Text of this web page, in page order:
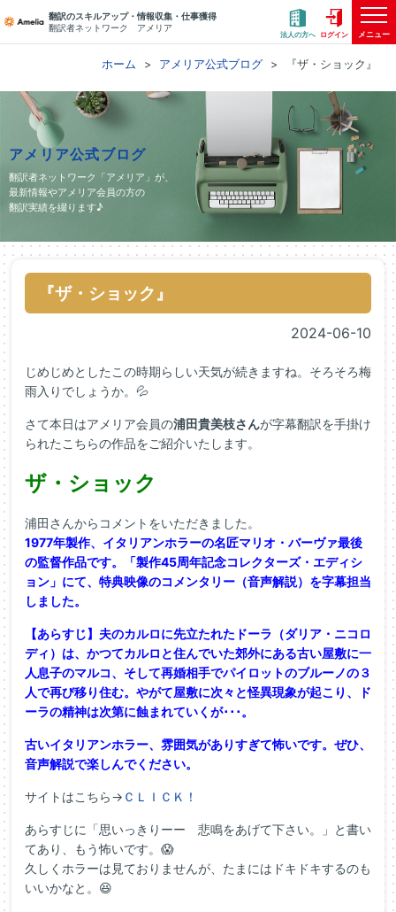
翻訳のスキルアップ・情報収集・仕事獲得
翻訳者ネットワーク アメリア
法人の方へ ログイン メニュー
ホーム アメリア公式ブログ 『ザ・ショック』
アメリア公式ブログ
翻訳者ネットワーク「アメリア」が、
最新情報やアメリア会員の方の
翻訳実績を綴ります♪
『ザ・ショック』
2024-06-10
じめじめとしたこの時期らしい天気が続きますね。そろそろ梅
雨入りでしょうか。💦
さて本日はアメリア会員の浦田貴美枝さんが字幕翻訳を手掛け
られたこちらの作品をご紹介いたします。
ザ・ショック
浦田さんからコメントをいただきました。
1977年製作、イタリアンホラーの名匠マリオ・バーヴァ最後
の監督作品です。「製作45周年記念コレクターズ・エディシ
ョン」にて、特典映像のコメンタリー（音声解説）を字幕担当
しました。
【あらすじ】夫のカルロに先立たれたドーラ（ダリア・ニコロ
ディ）は、かつてカルロと住んでいた郊外にある古い屋敷に一
人息子のマルコ、そして再婚相手でパイロットのブルーノの３
人で再び移り住む。やがて屋敷に次々と怪異現象が起こり、ド
ーラの精神は次第に蝕まれていくが･･･。
古いイタリアンホラー、雰囲気がありすぎて怖いです。ぜひ、
音声解説で楽しんでください。
サイトはこちら→ ＣＬＩＣＫ！
あらすじに「思いっきりーー 悲鳴をあげて下さい。」と書い
てあり、もう怖いです。😱
久しくホラーは見ておりませんが、たまにはドキドキするのも
いいかなと。😆